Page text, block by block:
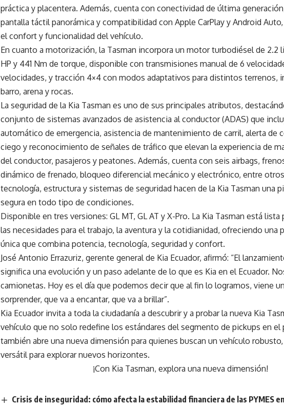
práctica y placentera. Además, cuenta con conectividad de última
pantalla táctil panorámica y compatibilidad con Apple CarPlay y Android
el confort y funcionalidad del vehículo.
En cuanto a motorización, la Tasman incorpora un motor turbodiésel de 2.2
HP y 441 Nm de torque, disponible con transmisiones manual de 6
velocidades, y tracción 4×4 con modos adaptativos para distintos terrenos,
barro, arena y rocas.
La seguridad de la Kia Tasman es uno de sus principales atributos,
conjunto de sistemas avanzados de asistencia al conductor (ADAS) que
automático de emergencia, asistencia de mantenimiento de carril, alerta de
ciego y reconocimiento de señales de tráfico que elevan la experiencia de
del conductor, pasajeros y peatones. Además, cuenta con seis airbags,
dinámico de frenado, bloqueo diferencial mecánico y electrónico, entre
tecnología, estructura y sistemas de seguridad hacen de la Kia Tasman una
segura en todo tipo de condiciones.
Disponible en tres versiones: GL MT, GL AT y X-Pro. La Kia Tasman está
las necesidades para el trabajo, la aventura y la cotidianidad, ofreciendo una
única que combina potencia, tecnología, seguridad y confort.
José Antonio Errazuriz, gerente general de Kia Ecuador, afirmó: “El
significa una evolución y un paso adelante de lo que es Kia en el Ecuador.
camionetas. Hoy es el día que podemos decir que al fin lo logramos, viene
sorprender, que va a encantar, que va a brillar”.
Kia Ecuador invita a toda la ciudadanía a descubrir y a probar la nueva Kia
vehículo que no solo redefine los estándares del segmento de pickups en el
también abre una nueva dimensión para quienes buscan un vehículo
versátil para explorar nuevos horizontes.
¡Con Kia Tasman, explora una nueva dimensión!
Crisis de inseguridad: cómo afecta la estabilidad financiera de las PYMES